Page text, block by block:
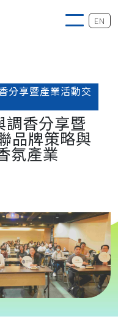
EN
分享暨產業活動交
調香分享暨
品牌策略與
氛產業